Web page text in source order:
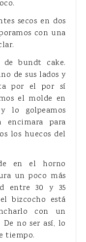
secos en dos
con una
de bundt cake.
de sus lados y
por el por sí
el molde en
lo golpeamos
encimara para
los huecos del
en el horno
un poco más
entre 30 y 35
bizcocho está
con un
no ser así, lo
tiempo.